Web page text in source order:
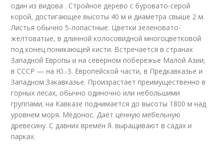
один из видова . Стройное дерево с буровато-серой
корой, достигающее высоты 40 м и диаметра свыше 2 м.
Листья обычно 5-лопастные. Цветки зеленовато-
желтоватые, в длинной колосовидной многоцветковой
под конец поникающей кисти. Встречается в странах
Западной Европы и на северном побережье Малой Азии;
в СССР — на Ю.-З. Европейской части, в Предкавказье и
Западном Закавказье. Произрастает преимущественно в
горных лесах, обычно одиночно или небольшими
группами; на Кавказе поднимается до высоты 1800 м над
уровнем моря. Медонос. Даёт ценную мебельную
древесину. С давних времён Я. выращивают в садах и
парках.